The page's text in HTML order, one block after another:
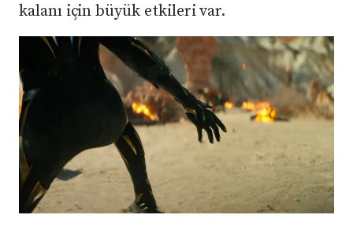
kalanı için büyük etkileri var.